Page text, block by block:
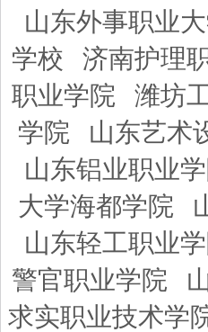
山东外事职业
学校
济南护理
职业学院
潍坊
学院
山东艺术
山东铝业职业
大学海都学院
山东轻工职业
警官职业学院
求实职业技术学